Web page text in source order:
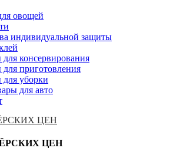
овощей
индивидуальной защиты
консервирования
приготовления
для уборки
для авто
ЦЕН
ЦЕН